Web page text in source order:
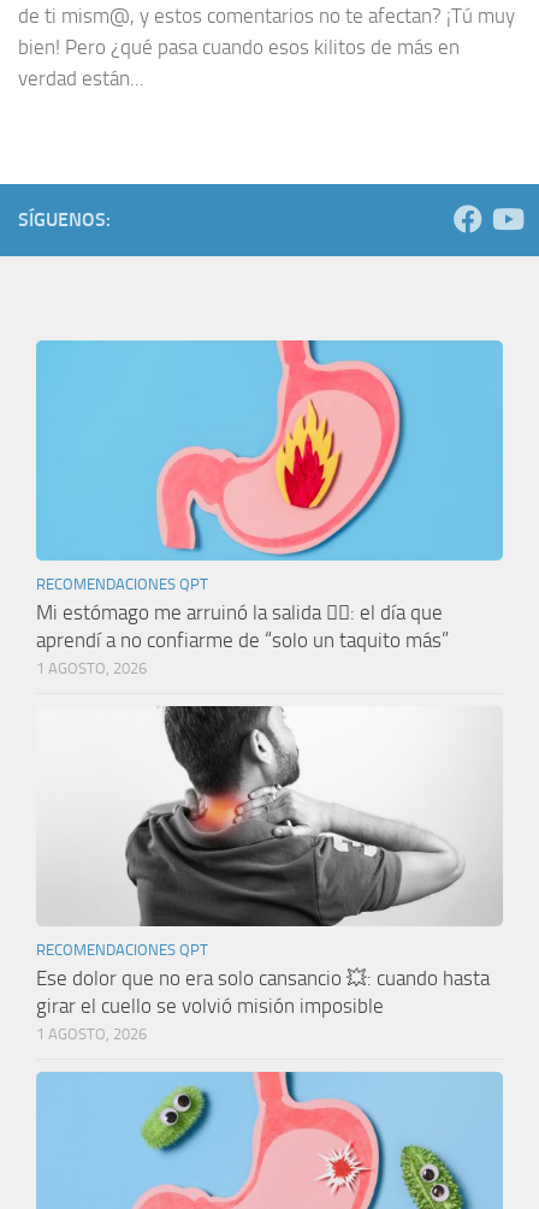
de ti mism@, y estos comentarios no te afectan? ¡Tú muy
bien! Pero ¿qué pasa cuando esos kilitos de más en
verdad están...
SÍGUENOS:
RECOMENDACIONES QPT
Mi estómago me arruinó la salida 🤦‍♀️: el día que
aprendí a no confiarme de “solo un taquito más”
1 AGOSTO, 2026
RECOMENDACIONES QPT
Ese dolor que no era solo cansancio 💥: cuando hasta
girar el cuello se volvió misión imposible
1 AGOSTO, 2026